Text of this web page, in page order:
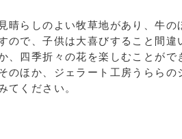
晴らしのよい牧草地があり、牛の
ので、子供は大喜びすること間違
、四季折々の花を楽しむことがで
のほか、ジェラート工房うららの
てください。